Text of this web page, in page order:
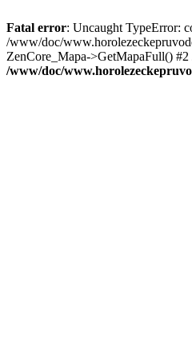
Fatal error: Uncaught TypeError:
/www/doc/
ZenCore_Mapa->GetMapaFull()
/www/doc/